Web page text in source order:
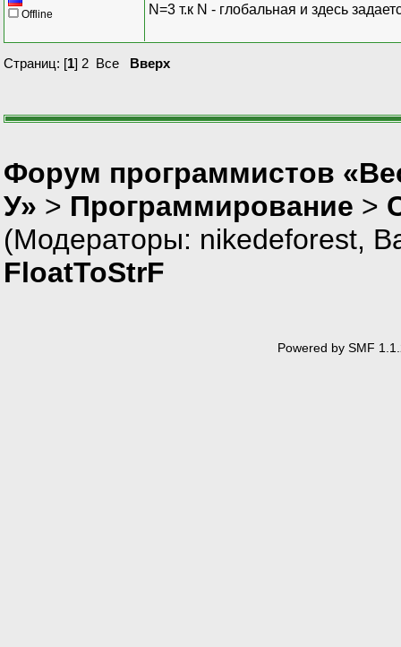
Offline N=3 т.к N - глобальная и здесь
Страниц: [1] 2 Все Вверх
Форум программистов
У» > Программирование >
(Модераторы: nikedeforest,
FloatToStrF
Powered by SMF